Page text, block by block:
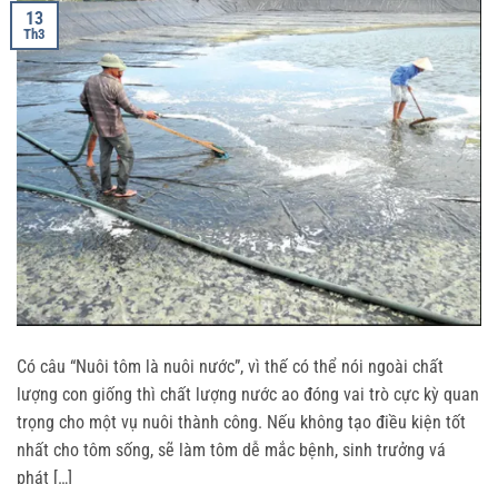
13
Th3
Có câu “Nuôi tôm là nuôi nước”, vì thế có thể nói ngoài chất
lượng con giống thì chất lượng nước ao đóng vai trò cực kỳ quan
trọng cho một vụ nuôi thành công. Nếu không tạo điều kiện tốt
nhất cho tôm sống, sẽ làm tôm dễ mắc bệnh, sinh trưởng vá
phát […]